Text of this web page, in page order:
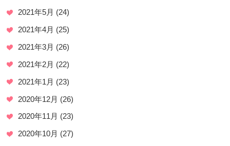
2021年5月 (24)
2021年4月 (25)
2021年3月 (26)
2021年2月 (22)
2021年1月 (23)
2020年12月 (26)
2020年11月 (23)
2020年10月 (27)